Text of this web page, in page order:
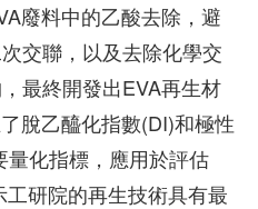
廢料中的乙酸去除，避
交聯，以及去除化學交
最終開發出EVA再生材
脫乙醯化指數(DI)和極性
化指標，應用於評估
研院的再生技術具有最